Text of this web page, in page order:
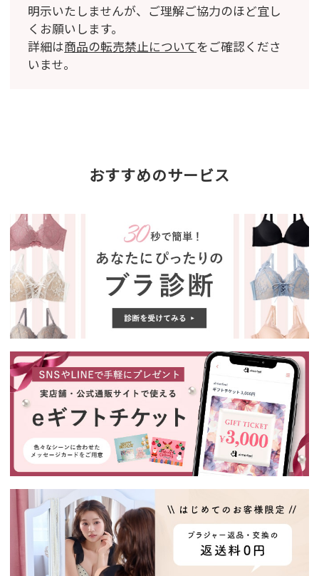
明示いたしませんが、ご理解ご協力のほど宜し
くお願いします。
詳細は商品の転売禁止についてをご確認くださ
いませ。
おすすめのサービス